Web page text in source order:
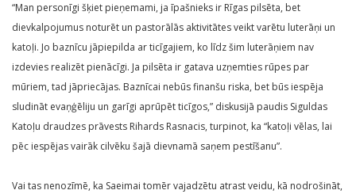
“Man personīgi šķiet pieņemami, ja īpašnieks ir Rīgas pilsēta, bet
dievkalpojumus noturēt un pastorālās aktivitātes veikt varētu luterāņi un
katoļi. Jo baznīcu jāpiepilda ar ticīgajiem, ko līdz šim luterāņiem nav
izdevies realizēt pienācīgi. Ja pilsēta ir gatava uzņemties rūpes par
mūriem, tad jāpriecājas. Baznīcai nebūs finanšu riska, bet būs iespēja
sludināt evaņģēliju un garīgi aprūpēt ticīgos,” diskusijā paudis Siguldas
Katoļu draudzes prāvests Rihards Rasnacis, turpinot, ka “katoļi vēlas, lai
pēc iespējas vairāk cilvēku šajā dievnamā saņem pestīšanu”.
Vai tas nenozīmē, ka Saeimai tomēr vajadzētu atrast veidu, kā nodrošināt,